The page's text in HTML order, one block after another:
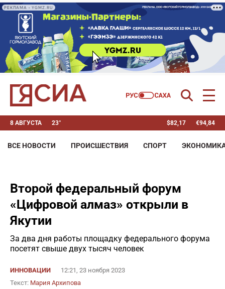
РЕКЛАМА • YGMZ.RU
8 АВГУСТА 23° $82,17 €94,84
ВСЕ НОВОСТИ ПРОИСШЕСТВИЯ СПОРТ
Второй федеральный форум
«Цифровой алмаз» открыли в
Якутии
За два дня работы площадку федерального форума
посетят свыше двух тысяч человек
ИННОВАЦИИ
12:21, 23 ноября 2023
Текст: Мария Архипова